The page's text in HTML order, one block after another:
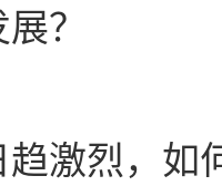
？
激烈，如